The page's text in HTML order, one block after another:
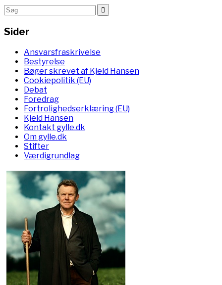
Sider
Ansvarsfraskrivelse
Bestyrelse
Bøger skrevet af Kjeld Hansen
Cookiepolitik (EU)
Debat
Foredrag
Fortrolighedserklæring (EU)
Kjeld Hansen
Kontakt gylle.dk
Om gylle.dk
Stifter
Værdigrundlag